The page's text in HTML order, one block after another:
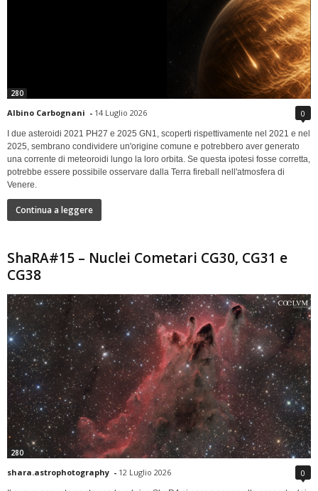
280
Albino Carbognani - 14 Luglio 2026 0
I due asteroidi 2021 PH27 e 2025 GN1, scoperti rispettivamente nel 2021 e nel
2025, sembrano condividere un'origine comune e potrebbero aver generato
una corrente di meteoroidi lungo la loro orbita. Se questa ipotesi fosse corretta,
potrebbe essere possibile osservare dalla Terra fireball nell'atmosfera di
Venere.
Continua a leggere
ShaRA#15 – Nuclei Cometari CG30, CG31 e
CG38
280
shara.astrophotography - 12 Luglio 2026 0